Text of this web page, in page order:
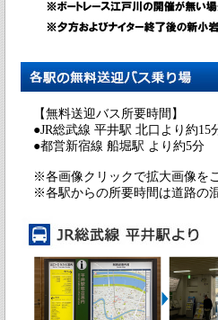
【無料送迎バス所要時間】
●JR総武線 平井駅 北口より約15
●都営新宿線 船堀駅 より約5分
※各画像クリックで拡大画像をご
※各駅からの所要時間は道路の混